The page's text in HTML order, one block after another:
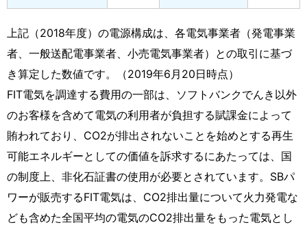
上記（2018年度）の電源構成は、各電気事業者（発電事業
者、一般送配電事業者、小売電気事業者）との取引に基づ
き算定した数値です。（2019年6月20日時点）
FIT電気を調達する費用の一部は、ソフトバンクでんき以外
のお客様を含めて電気の利用者が負担する賦課金によって
賄われており、CO2が排出されないことを始めとする再生
可能エネルギーとしての価値を訴求するにあたっては、国
の制度上、非化石証書の使用が必要とされています。SBパ
ワーが販売するFIT電気は、CO2排出量について火力発電な
ども含めた全国平均の電気のCO2排出量をもった電気とし